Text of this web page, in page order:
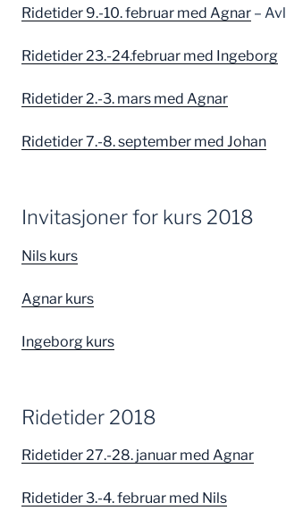
Ridetider 9.-10. februar med Agnar–
Ridetider 23.-24.februar med Ingeborg
Ridetider 2.-3. mars med Agnar
Ridetider 7.-8. september med Johan
Invitasjoner for kurs 2018
Nils kurs
Agnar kurs
Ingeborg kurs
Ridetider 2018
Ridetider 27.-28. januar med Agnar
Ridetider 3.-4. februar med Nils